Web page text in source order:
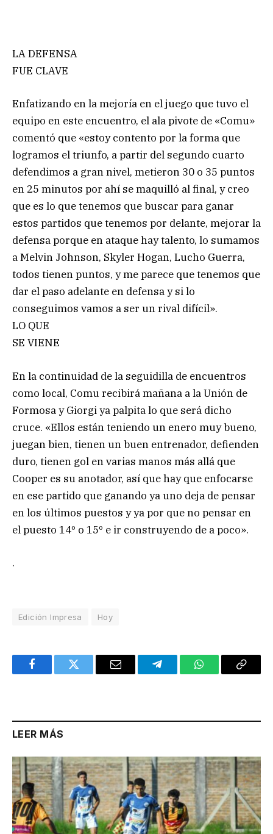
LA DEFENSA
FUE CLAVE
Enfatizando en la mejoría en el juego que tuvo el
equipo en este encuentro, el ala pivote de «Comu»
comentó que «estoy contento por la forma que
logramos el triunfo, a partir del segundo cuarto
defendimos a gran nivel, metieron 30 o 35 puntos
en 25 minutos por ahí se maquilló al final, y creo
que es lo que tenemos que buscar para ganar
estos partidos que tenemos por delante, mejorar la
defensa porque en ataque hay talento, lo sumamos
a Melvin Johnson, Skyler Hogan, Lucho Guerra,
todos tienen puntos, y me parece que tenemos que
dar el paso adelante en defensa y si lo
conseguimos vamos a ser un rival difícil».
LO QUE
SE VIENE
En la continuidad de la seguidilla de encuentros
como local, Comu recibirá mañana a la Unión de
Formosa y Giorgi ya palpita lo que será dicho
cruce. «Ellos están teniendo un enero muy bueno,
juegan bien, tienen un buen entrenador, defienden
duro, tienen gol en varias manos más allá que
Cooper es su anotador, así que hay que enfocarse
en ese partido que ganando ya uno deja de pensar
en los últimos puestos y ya por que no pensar en
el puesto 14º o 15º e ir construyendo de a poco».
.
Edición Impresa Hoy
FacebookTwitter Email TelegramWhatsAppCopy
LEER MÁS